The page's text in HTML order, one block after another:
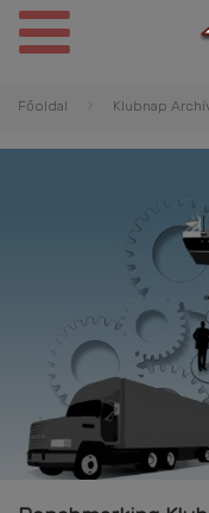
Főoldal Klubnap